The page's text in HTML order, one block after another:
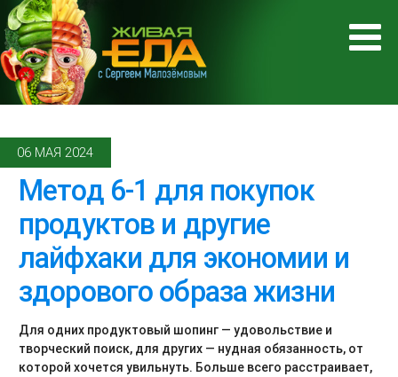
06 МАЯ 2024
Метод 6-1 для покупок
продуктов и другие
лайфхаки для экономии и
здорового образа жизни
Для одних продуктовый шопинг — удовольствие и
творческий поиск, для других — нудная обязанность, от
которой хочется увильнуть. Больше всего расстраивает,